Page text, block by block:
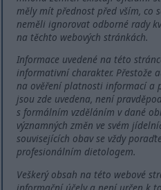
měly mít přednost před vším, co
neměli ignorovat odborné rady
na těchto webových stránkách.
Informace uvedené na této
informativní charakter. Přestože
na ověření platnosti informací a
jsou zde uvedena, není
s formálním vzděláním v dané
významných změn ve svém
souvisejících obav se vždy
profesionálním dietologem.
Veškerý obsah na této webové